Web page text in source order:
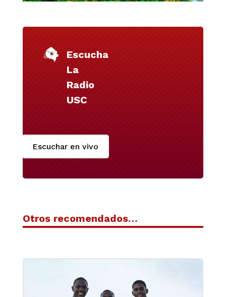
Escucha
La
Radio
USC
Escuchar en vivo
Otros recomendados…